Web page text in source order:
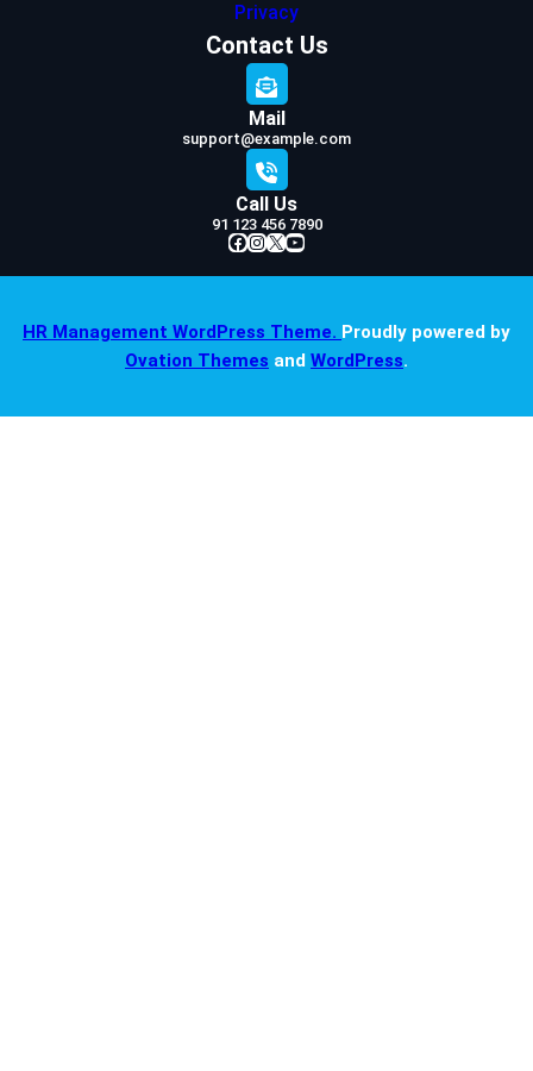
Privacy
Contact Us
Mail
support@example.com
Call Us
91 123 456 7890
Facebook InstagramX YouTube
HR Management WordPress Theme. Proudly powered by
Ovation Themes and WordPress.